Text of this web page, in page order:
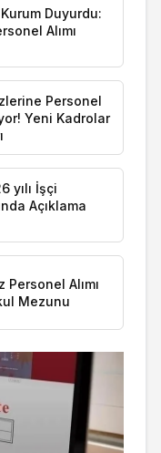
Duyurdu:
Alımı
Personel
Yeni Kadrolar
yılı İşçi
Açıklama
Personel Alımı
Mezunu